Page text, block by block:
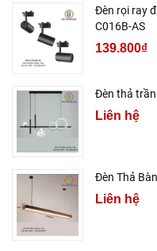
Đèn rọi ray
C016B-AS
139.800₫
Đèn thả
Liên hệ
Đèn Thả
Liên hệ